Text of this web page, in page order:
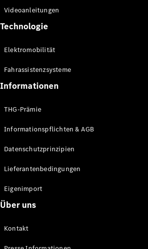
Videoanleitungen
Technologie
Elektromobilität
Fahrassistenzsysteme
Informationen
THG-Prämie
Informationspflichten & AGB
Datenschutzprinzipien
Lieferantenbedingungen
Eigenimport
Über uns
Kontakt